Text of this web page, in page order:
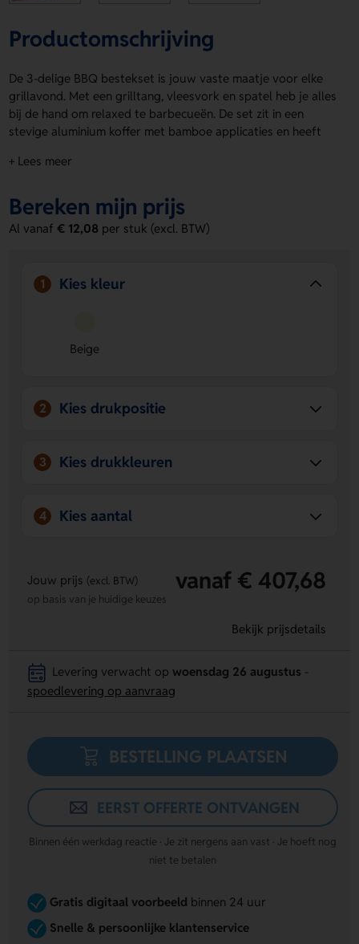
Productomschrijving
De 3-delige BBQ bestekset is jouw vaste maatje voor elke
grillavond. Met een grilltang, vleesvork en spatel heb je alles
bij de hand om relaxed te barbecueën. De set zit in een
stevige aluminium koffer met bamboe applicaties en heeft
logo, naam of eigen ontwerp aanbrengen. Zo maak je de 3-
prijs op.
Voordelen van de 3-delige BBQ
Complete set voor de barbecue
Je hebt een grilltang,
vleesvork en spatel in één handige set.
Stevige en stijlvolle koffer
+ Lees meer
Bereken mijn prijs
Al vanaf€ 12,08 per stuk (excl. BTW)
1 Kies kleur
Beige
2 Kies drukpositie
3 Kies drukkleuren
4 Kies aantal
Jouw prijs (excl. BTW) vanaf € 407,68
op basis van je huidige keuzes
Bekijk prijsdetails
Levering verwacht op woensdag 26 augustus
spoedlevering op aanvraag
BESTELLING PLAATSEN
EERST OFFERTE ONTVANGEN
Binnen één werkdag reactie · Je zit nergens aan vast · Je hoeft nog
niet te betalen
Gratis digitaal voorbeeld binnen 24 uur
Snelle & persoonlijke klantenservice